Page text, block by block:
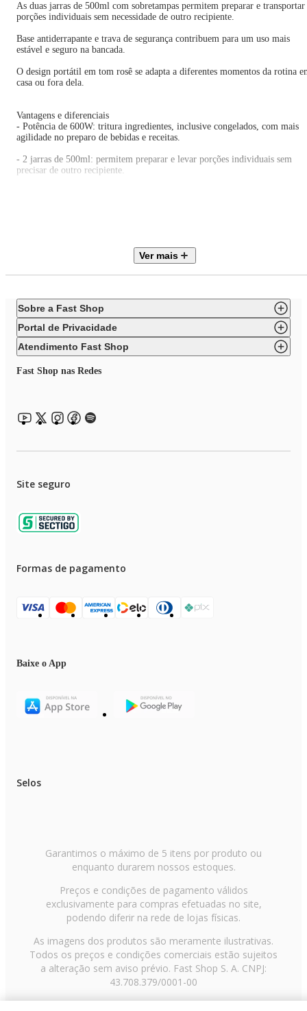
As duas jarras de 500ml com sobretampas permitem preparar e transportar
porções individuais sem necessidade de outro recipiente.
Base antiderrapante e trava de segurança contribuem para um uso mais
estável e seguro na bancada.
O design portátil em tom rosê se adapta a diferentes momentos da rotina
casa ou fora dela.
Vantagens e diferenciais
- Potência de 600W: tritura ingredientes, inclusive congelados, com mais
agilidade no preparo de bebidas e receitas.
- 2 jarras de 500ml: permitem preparar e levar porções individuais sem
precisar de outro recipiente.
- Trava de segurança: contribui para um uso mais seguro no dia a dia.
ESPECIFICAÇÕES TÉCNICAS
Marca: Cadence
Modelo: Dream Rosé Gold
Nome do modelo: Dream Rosé Gold
Tipo de produto: Blender
Cor predominante: Rosê
Alimentação: Elétrico
Capacidade das jarras: 500 ml
Quantidade de jarras: 2
Função pulso: Não
Profundidade do produto: 13 cm
Peso do produto: 1,10 kg
Ver mais
Sobre a Fast Shop
Portal de Privacidade
Atendimento Fast Shop
Fast Shop nas Redes
Site seguro
Formas de pagamento
Baixe o App
Selos
Garantimos o máximo de 5 itens por produto ou
enquanto durarem nossos estoques.
Preços e condições de pagamento válidos
exclusivamente para compras efetuadas no site,
podendo diferir na rede de lojas físicas.
As imagens dos produtos são meramente ilustrativas.
Todos os preços e condições comerciais estão sujeitos
a alteração sem aviso prévio. Fast Shop S. A. CNPJ:
43.708.379/0001-00
Avenida Zaki Narchi, nº 1650, sobreloja, Carandiru, São